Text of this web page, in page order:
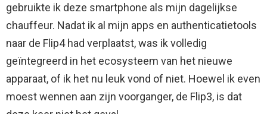
gebruikte ik deze smartphone als mijn dagelijkse
chauffeur. Nadat ik al mijn apps en authenticatietools
naar de Flip4 had verplaatst, was ik volledig
geïntegreerd in het ecosysteem van het nieuwe
apparaat, of ik het nu leuk vond of niet. Hoewel ik even
moest wennen aan zijn voorganger, de Flip3, is dat